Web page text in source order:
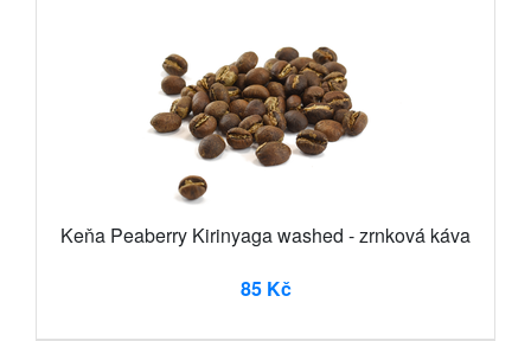
Keňa Peaberry Kirinyaga washed - zrnková káva
85 Kč